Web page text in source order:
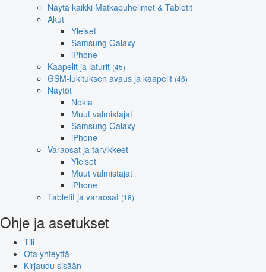
Näytä kaikki Matkapuhelimet & Tabletit
Akut
Yleiset
Samsung Galaxy
iPhone
Kaapelit ja laturit (45)
GSM-lukituksen avaus ja kaapelit (46)
Näytöt
Nokia
Muut valmistajat
Samsung Galaxy
iPhone
Varaosat ja tarvikkeet
Yleiset
Muut valmistajat
iPhone
Tabletit ja varaosat (18)
Ohje ja asetukset
Tili
Ota yhteyttä
Kirjaudu sisään